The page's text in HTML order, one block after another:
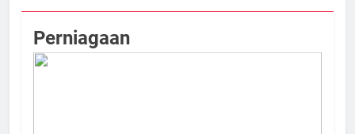
Perniagaan